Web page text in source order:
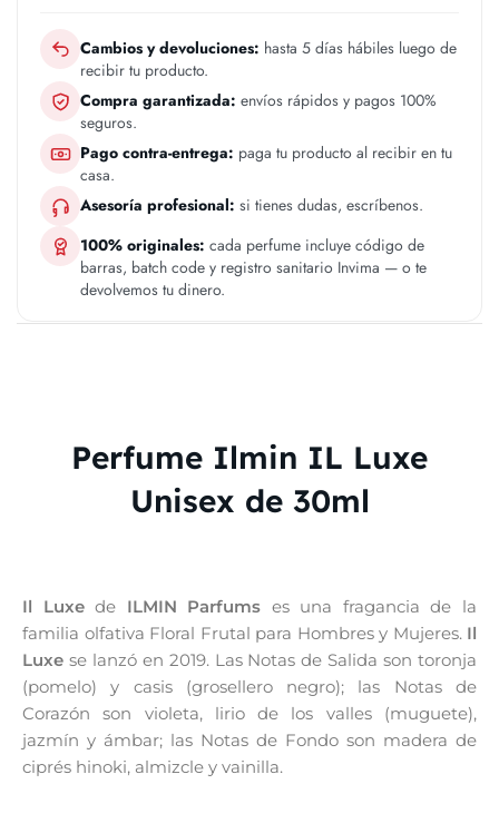
Cambios y devoluciones: hasta 5 días hábiles luego de
recibir tu producto.
Compra garantizada: envíos rápidos y pagos 100%
seguros.
Pago contra-entrega: paga tu producto al recibir en tu
casa.
Asesoría profesional: si tienes dudas, escríbenos.
100% originales: cada perfume incluye código de
barras, batch code y registro sanitario Invima — o te
devolvemos tu dinero.
Perfume Ilmin IL Luxe
Unisex de 30ml
Il Luxede ILMIN Parfums es una fragancia de la
familia olfativa Floral Frutal para Hombres y Mujeres. Il
Luxe se lanzó en 2019. Las Notas de Salida son toronja
(pomelo) y casis (grosellero negro); las Notas de
Corazón son violeta, lirio de los valles (muguete),
jazmín y ámbar; las Notas de Fondo son madera de
ciprés hinoki, almizcle y vainilla.